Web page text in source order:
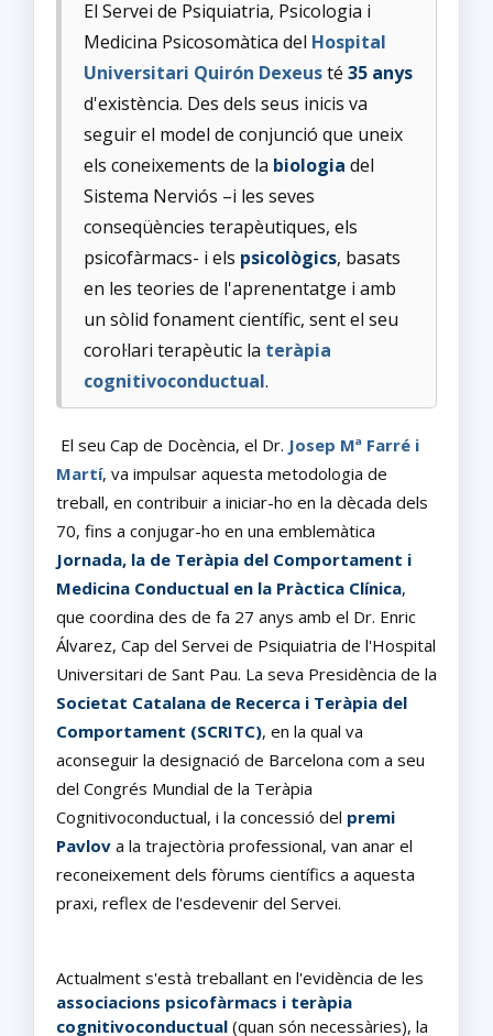
El Servei de Psiquiatria, Psicologia i
Medicina Psicosomàtica del Hospital
Universitari Quirón Dexeusté 35 anys
d'existència. Des dels seus inicis va
seguir el model de conjunció que uneix
els coneixements de la biologia del
Sistema Nerviós –i les seves
conseqüències terapèutiques, els
psicofàrmacs- i els psicològics, basats
en les teories de l'aprenentatge i amb
un sòlid fonament científic, sent el seu
corol·lari terapèutic la teràpia
cognitivoconductual.
El seu Cap de Docència, el Dr. Josep Mª Farré i
Martí, va impulsar aquesta metodologia de
treball, en contribuir a iniciar-ho en la dècada dels
70, fins a conjugar-ho en una emblemàtica
Jornada, la de Teràpia del Comportament i
Medicina Conductual en la Pràctica Clínica,
que coordina des de fa 27 anys amb el Dr. Enric
Álvarez, Cap del Servei de Psiquiatria de l'Hospital
Universitari de Sant Pau. La seva Presidència de la
Societat Catalana de Recerca i Teràpia del
Comportament (SCRITC), en la qual va
aconseguir la designació de Barcelona com a seu
del Congrés Mundial de la Teràpia
Cognitivoconductual, i la concessió del premi
Pavlov a la trajectòria professional, van anar el
reconeixement dels fòrums científics a aquesta
praxi, reflex de l'esdevenir del Servei.
Actualment s'està treballant en l'evidència de les
associacions psicofàrmacs i teràpia
cognitivoconductual (quan són necessàries), la